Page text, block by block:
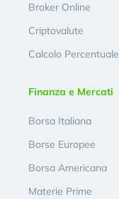
Broker Online
Criptovalute
Calcolo Percentuale
Finanza e Mercati
Borsa Italiana
Borse Europee
Borsa Americana
Materie Prime